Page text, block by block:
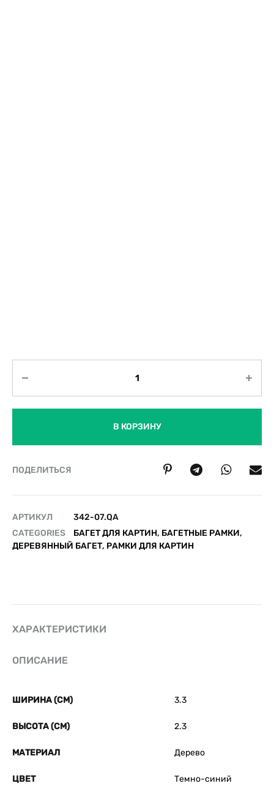
В КОРЗИНУ
ПОДЕЛИТЬСЯ
АРТИКУЛ
342-07.QA
CATEGORIES
БАГЕТ ДЛЯ КАРТИН, БАГЕТНЫЕ РАМКИ,
ДЕРЕВЯННЫЙ БАГЕТ, РАМКИ ДЛЯ КАРТИН
ХАРАКТЕРИСТИКИ
ОПИСАНИЕ
ШИРИНА (СМ) 3.3
ВЫСОТА (СМ) 2.3
МАТЕРИАЛ Дерево
ЦВЕТ Темно-синий